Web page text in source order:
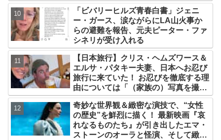
「ビバリーヒルズ青春白書」ジェニ
ー・ガース、涙ながらにLA山火事か
らの避難を報告、元夫ピーター・ファ
シネリが受け入れる
【日本旅行】クリス・ヘムズワース＆
エルサ・パタキー夫妻、日本へお忍び
旅行に来ていた！ お忍びを徹底する理
由については「（家族の）写真を撮ら
れるとキレそうになる」からという過
去の発言も
奇妙な世界観＆緻密な演技で、“女性
の歴史”を鮮烈に描く！ 最新映画『哀
れなるものたち』が引き出したエマ・
ストーンのオーラと怪演、そして緻密